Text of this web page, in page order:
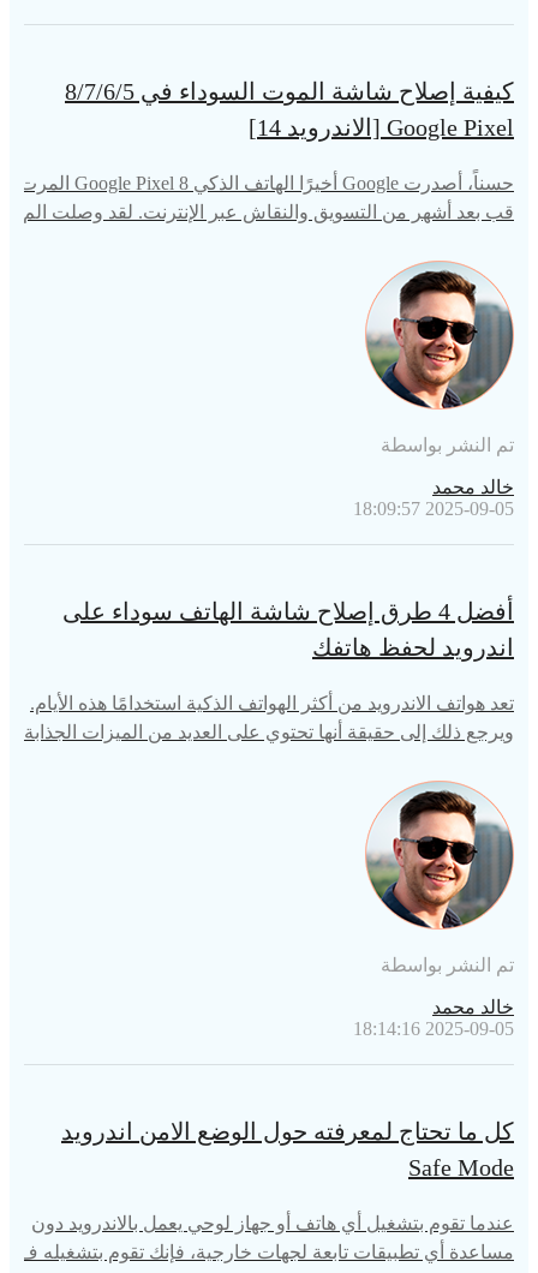
كيفية إصلاح شاشة الموت السوداء في 8/7/6/5
Google Pixel [الاندرويد 14]
حسناً، أصدرت Google أخيرًا الهاتف الذكي Google Pixel 8 المرت
قب بعد أشهر من التسويق والنقاش عبر الإنترنت. لقد وصلت الم
ا ببرامج غير مكتملة. على الرغم من أن التجربة هذا العام كانت أ
فضل بكثير بشكل عام، إلا أن بعض المستخدمين ما زالوا يعبرون
عن مخاوفهم بشأن المشكلات المحتملة لجهاز Google
تم النشر بواسطة
خالد محمد
2025-09-05 18:09:57
أفضل 4 طرق إصلاح شاشة الهاتف سوداء على
اندرويد لحفظ هاتفك
تعد هواتف الاندرويد من أكثر الهواتف الذكية استخدامًا هذه الأيام.
ويرجع ذلك إلى حقيقة أنها تحتوي على العديد من الميزات الجذابة
الاندرويد تأتي مع مجموعة من المشكلات الخاصة بها. أصبحت م
شكلات مثل تلك المذكورة أعلاه أكثر شيوعًا بين مستخدمي الهوا
تف المحمولة الاندرويد. يمكن أن يصبح الأمر مزعجًا للغاية عندما
تفعل شيئًا مهمًا على هاتفك الاندرويد وفجأة
تم النشر بواسطة
خالد محمد
2025-09-05 18:14:16
كل ما تحتاج لمعرفته حول الوضع الامن اندرويد
Safe Mode
عندما تقوم بتشغيل أي هاتف أو جهاز لوحي يعمل بالاندرويد دون
مساعدة أي تطبيقات تابعة لجهات خارجية، فإنك تقوم بتشغيله ف